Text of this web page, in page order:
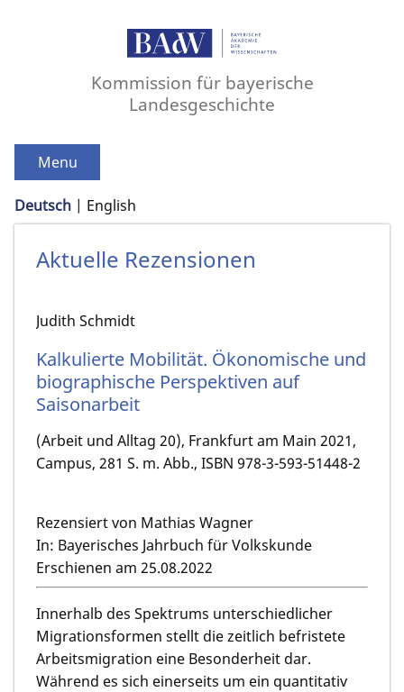
Kommission für bayerische
Landesgeschichte
Menu
Deutsch English
Aktuelle Rezensionen
Judith Schmidt
Kalkulierte Mobilität. Ökonomische und
biographische Perspektiven auf
Saisonarbeit
(Arbeit und Alltag 20), Frankfurt am Main 2021,
Campus, 281 S. m. Abb., ISBN 978-3-593-51448-2
Rezensiert von Mathias Wagner
In: Bayerisches Jahrbuch für Volkskunde
Erschienen am 25.08.2022
Innerhalb des Spektrums unterschiedlicher
Migrationsformen stellt die zeitlich befristete
Arbeitsmigration eine Besonderheit dar.
Während es sich einerseits um ein quantitativ